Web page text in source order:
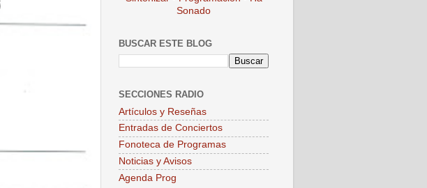
Sonado
BUSCAR ESTE BLOG
SECCIONES RADIO
Artículos y Reseñas
Entradas de Conciertos
Fonoteca de Programas
Noticias y Avisos
Agenda Prog